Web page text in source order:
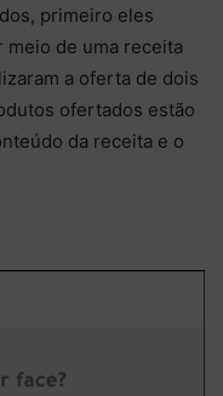
primeiro eles
meio de uma receita
a oferta de dois
ofertados estão
da receita e o